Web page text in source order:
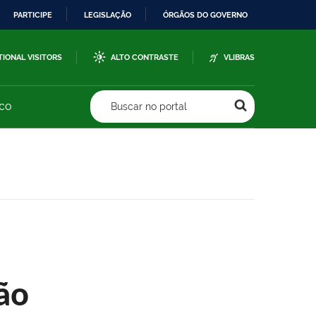
PARTICIPE LEGISLAÇÃO ÓRGÃOS DO GOVERNO
VISITORS ALTO CONTRASTE VLIBRAS
Buscar no portal